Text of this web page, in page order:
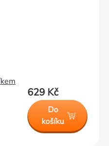
629 Kč
Do
košíku